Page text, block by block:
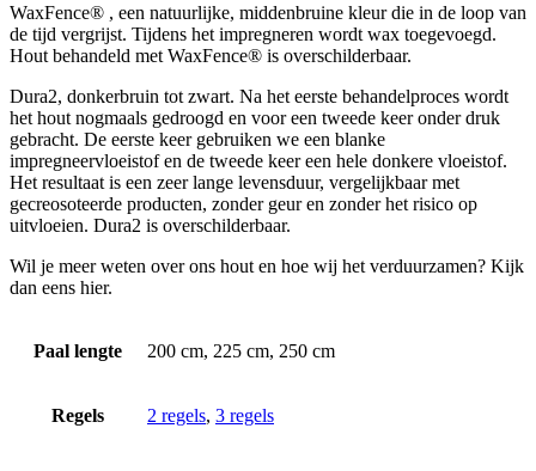
WaxFence® , een natuurlijke, middenbruine kleur die in de loop van
de tijd vergrijst. Tijdens het impregneren wordt wax toegevoegd.
Hout behandeld met WaxFence® is overschilderbaar.
Dura2, donkerbruin tot zwart. Na het eerste behandelproces wordt
het hout nogmaals gedroogd en voor een tweede keer onder druk
gebracht. De eerste keer gebruiken we een blanke
impregneervloeistof en de tweede keer een hele donkere vloeistof.
Het resultaat is een zeer lange levensduur, vergelijkbaar met
gecreosoteerde producten, zonder geur en zonder het risico op
uitvloeien. Dura2 is overschilderbaar.
Wil je meer weten over ons hout en hoe wij het verduurzamen? Kijk
dan eens hier.
Paal lengte 200 cm, 225 cm, 250 cm
Regels 2 regels, 3 regels